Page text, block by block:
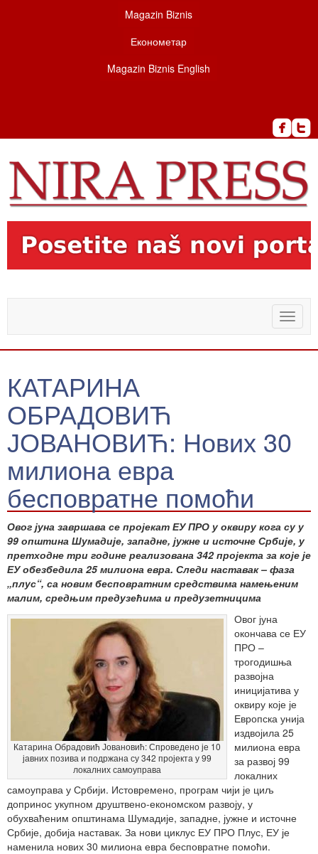
Magazin Biznis
Економетар
Magazin Biznis English
Toggle
КАТАРИНА
ОБРАДОВИЋ
ЈОВАНОВИЋ: Нових 30
милиона евра
бесповратне помоћи
Овог јуна завршава се пројекат ЕУ ПРО у оквиру кога су у
99 општина Шумадије, западне, јужне и источне Србије, у
претходне три године реализована 342 пројекта за које је
ЕУ обезбедила 25 милиона евра. Следи наставак – фаза
„плус“, са новим бесповратним средствима намењеним
малим, средњим предузећима и предузетницима
Катарина Обрадовић Јовановић: Спроведено је 10
јавних позива и подржана су 342 пројекта у 99
локалних самоуправа
Овог јуна
окончава се ЕУ
ПРО –
трогодишња
развојна
иницијатива у
оквиру које је
Европска унија
издвојила 25
милиона евра
за развој 99
локалних
самоуправа у Србији. Истовремено, програм чији је циљ
допринос укупном друштвено-економском развоју, у
обухваћеним општинама Шумадије, западне, јужне и источне
Србије, добија наставак. За нови циклус ЕУ ПРО Плус, ЕУ је
наменила нових 30 милиона евра бесповратне помоћи.